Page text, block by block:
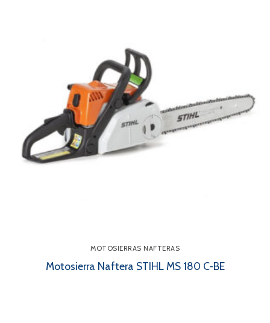
MOTOSIERRAS NAFTERAS
Motosierra Naftera STIHL MS 180 C-BE